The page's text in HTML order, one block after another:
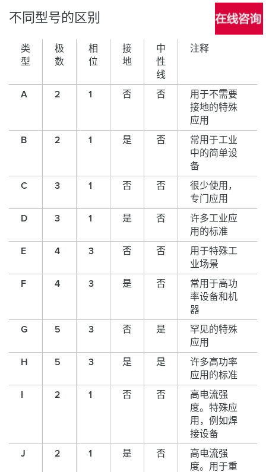
不同型号的区别
类
型
极
数
相
位
接
地
中
性
线
注释
A 2 1 否 否
用于不需要
接地的特殊
应用
B 2 1 是 否
常用于工业
中的简单设
备
C 3 1 否 否
很少使用，
专门应用
D 3 1 是 否
许多工业应
用的标准
E 4 3 否 否
用于特殊工
业场景
F 4 3 是 否
常用于高功
率设备和机
器
G 5 3 否 是
罕见的特殊
应用
H 5 3 是 是
许多高功率
应用的标准
2 1 否 否
高电流强
度。特殊应
用，例如焊
接设备
J 2 1 是 否
高电流强
度。用于重